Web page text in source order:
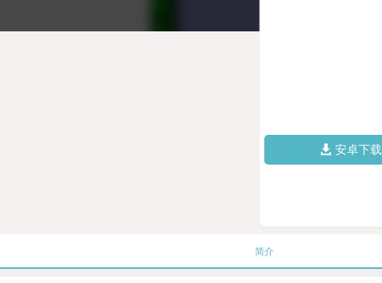
安卓下载
简介